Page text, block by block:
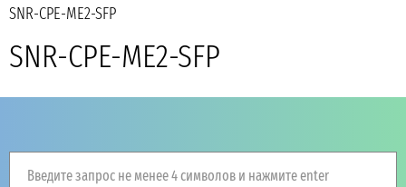
SNR-CPE-ME2-SFP
SNR-CPE-ME2-SFP
Введите запрос не менее 4 символов и нажмите enter